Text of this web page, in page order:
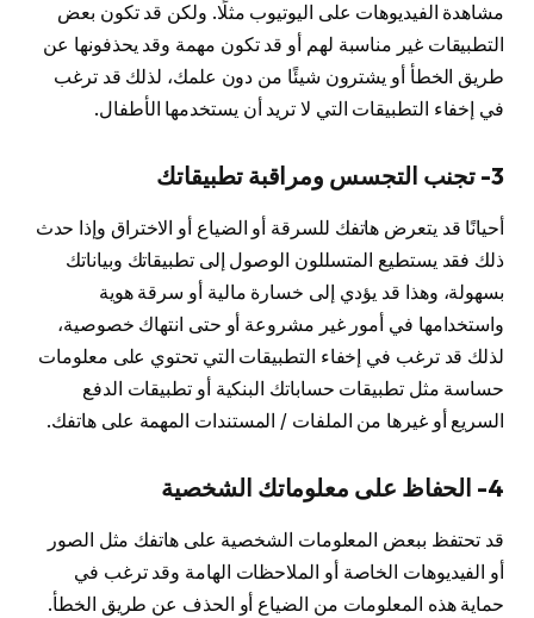
مشاهدة الفيديوهات على اليوتيوب مثلًا. ولكن قد تكون بعض
التطبيقات غير مناسبة لهم أو قد تكون مهمة وقد يحذفونها عن
طريق الخطأ أو يشترون شيئًا من دون علمك، لذلك قد ترغب
في إخفاء التطبيقات التي لا تريد أن يستخدمها الأطفال.
3- تجنب التجسس ومراقبة تطبيقاتك
أحيانًا قد يتعرض هاتفك للسرقة أو الضياع أو الاختراق وإذا حدث
ذلك فقد يستطيع المتسللون الوصول إلى تطبيقاتك وبياناتك
بسهولة، وهذا قد يؤدي إلى خسارة مالية أو سرقة هوية
واستخدامها في أمور غير مشروعة أو حتى انتهاك خصوصية،
لذلك قد ترغب في إخفاء التطبيقات التي تحتوي على معلومات
حساسة مثل تطبيقات حساباتك البنكية أو تطبيقات الدفع
السريع أو غيرها من الملفات / المستندات المهمة على هاتفك.
4- الحفاظ على معلوماتك الشخصية
قد تحتفظ ببعض المعلومات الشخصية على هاتفك مثل الصور
أو الفيديوهات الخاصة أو الملاحظات الهامة وقد ترغب في
حماية هذه المعلومات من الضياع أو الحذف عن طريق الخطأ.